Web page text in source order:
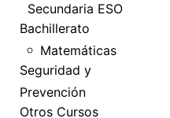
Secundaria ESO
Bachillerato
Matemáticas
Seguridad y
Prevención
Otros Cursos